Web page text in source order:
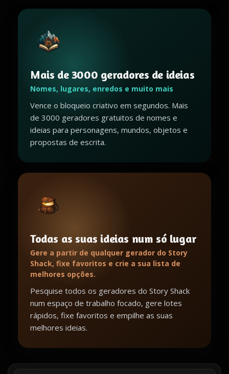
Mais de 3000 geradores de ideias
Nomes, lugares, enredos e muito mais
Vence o bloqueio criativo em segundos. Mais
de 3000 geradores gratuitos de nomes e
ideias para personagens, mundos, objetos e
propostas de escrita.
Todas as suas ideias num só lugar
Gere a partir de qualquer gerador do Story
Shack, fixe favoritos e crie a sua lista de
melhores opções.
Pesquise todos os geradores do Story Shack
num espaço de trabalho focado, gere lotes
rápidos, fixe favoritos e empilhe as suas
melhores ideias.